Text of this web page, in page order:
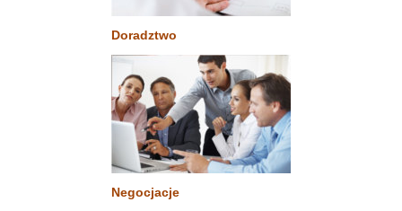
Doradztwo
Negocjacje